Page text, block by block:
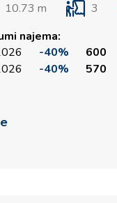
10.73 m 3
najema:
-40%
600
-40% 570